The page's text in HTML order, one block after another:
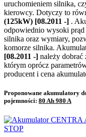
uruchomieniem silnika,
kierowcy. Dotyczy to
(125kW) [08.2011 -] .
odpowiednio wysoki prąd
silnika oraz wymiary,
komorze silnika.
[08.2011 -] należy dobrać
którym oprócz
producent i cena
Proponowane akumulatory
pojemności: 80 Ah 980 A